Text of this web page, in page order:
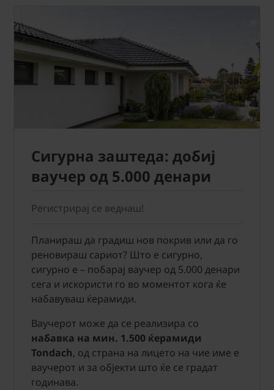
Сигурна заштеда: добиј
ваучер од 5.000 денари
Регистрирај се веднаш!
Планираш да градиш нов покрив или да го
реновираш сариот? Што е сигурно,
сигурно е – побарај ваучер од 5.000 денари
сега и искористи го во моментот кога ќе
набавуваш ќерамиди.
Ваучерот може да се реализира со
набавка на мин. 1.500 ќерамиди
Tondach, од страна на лицето на чие име е
ваучерот и за објекти што ќе се градат
годинава.